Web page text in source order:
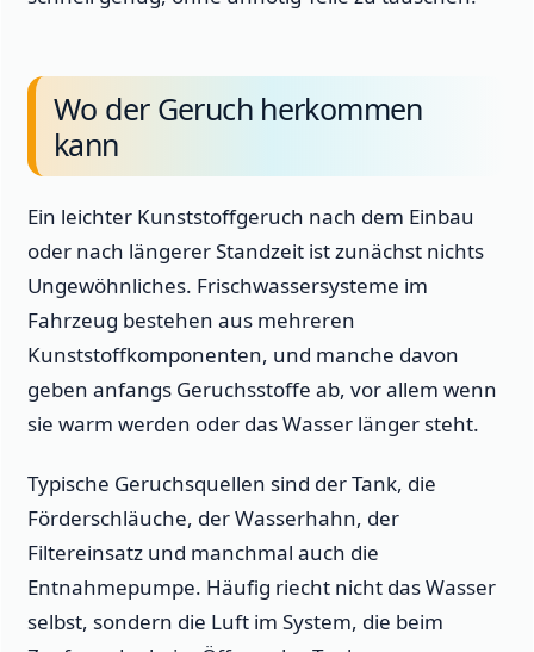
Wo der Geruch herkommen
kann
Ein leichter Kunststoffgeruch nach dem Einbau
oder nach längerer Standzeit ist zunächst nichts
Ungewöhnliches. Frischwassersysteme im
Fahrzeug bestehen aus mehreren
Kunststoffkomponenten, und manche davon
geben anfangs Geruchsstoffe ab, vor allem wenn
sie warm werden oder das Wasser länger steht.
Typische Geruchsquellen sind der Tank, die
Förderschläuche, der Wasserhahn, der
Filtereinsatz und manchmal auch die
Entnahmepumpe. Häufig riecht nicht das Wasser
selbst, sondern die Luft im System, die beim